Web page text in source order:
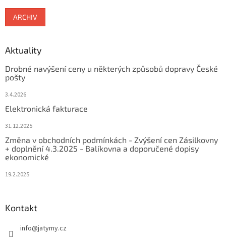
ARCHIV
Aktuality
Drobné navýšení ceny u některých způsobů dopravy České
pošty
3.4.2026
Elektronická fakturace
31.12.2025
Změna v obchodních podmínkách - Zvýšení cen Zásilkovny
+ doplnění 4.3.2025 - Balíkovna a doporučené dopisy
ekonomické
19.2.2025
Kontakt
info@jatymy.cz